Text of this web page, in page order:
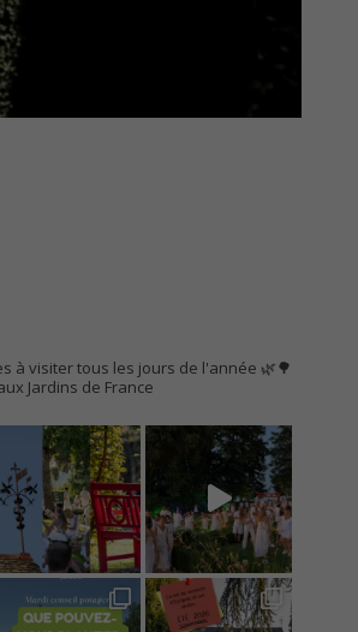
à visiter tous les jours de l'année 🌿🌳
Jardins de France